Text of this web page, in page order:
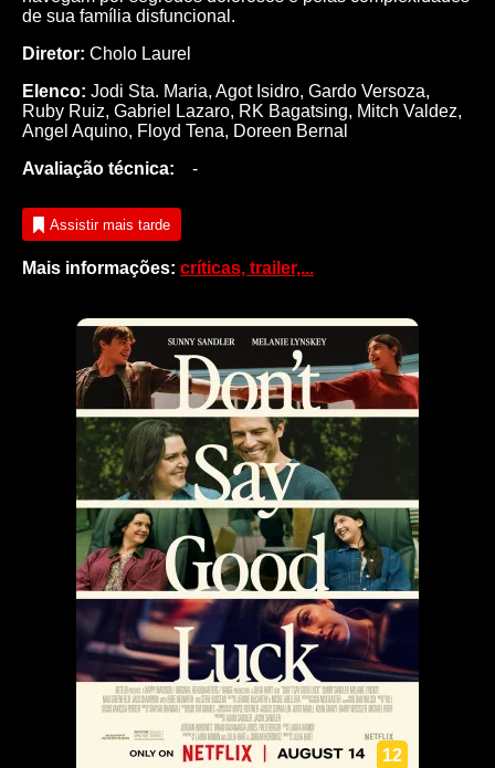
de sua família disfuncional.
Diretor: Cholo Laurel
Elenco: Jodi Sta. Maria, Agot Isidro, Gardo Versoza,
Ruby Ruiz, Gabriel Lazaro, RK Bagatsing, Mitch Valdez,
Angel Aquino, Floyd Tena, Doreen Bernal
Avaliação técnica:
-
Assistir mais tarde
Mais informações: críticas, trailer,...
12